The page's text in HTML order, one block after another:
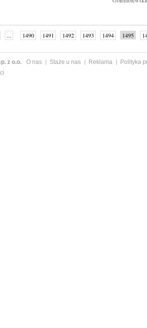
... 1490 1491 1492 1493 1494 1495
z o.o. O nas Staże u nas Reklama
Polityka